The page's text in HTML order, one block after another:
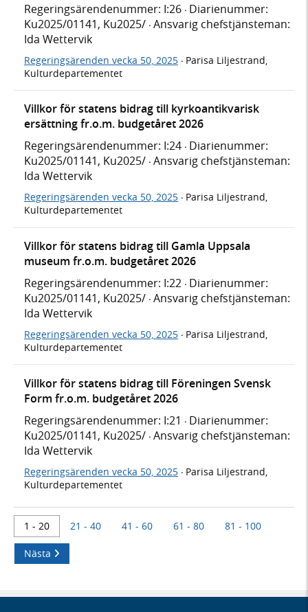
Regeringsärendenummer: I:26 · Diarienummer:
Ku2025/01141, Ku2025/ · Ansvarig chefstjänsteman:
Ida Wettervik
Regeringsärenden vecka 50, 2025 · Parisa Liljestrand,
Kulturdepartementet
Villkor för statens bidrag till kyrkoantikvarisk
ersättning fr.o.m. budgetåret 2026
Regeringsärendenummer: I:24 · Diarienummer:
Ku2025/01141, Ku2025/ · Ansvarig chefstjänsteman:
Ida Wettervik
Regeringsärenden vecka 50, 2025 · Parisa Liljestrand,
Kulturdepartementet
Villkor för statens bidrag till Gamla Uppsala
museum fr.o.m. budgetåret 2026
Regeringsärendenummer: I:22 · Diarienummer:
Ku2025/01141, Ku2025/ · Ansvarig chefstjänsteman:
Ida Wettervik
Regeringsärenden vecka 50, 2025 · Parisa Liljestrand,
Kulturdepartementet
Villkor för statens bidrag till Föreningen Svensk
Form fr.o.m. budgetåret 2026
Regeringsärendenummer: I:21 · Diarienummer:
Ku2025/01141, Ku2025/ · Ansvarig chefstjänsteman:
Ida Wettervik
Regeringsärenden vecka 50, 2025 · Parisa Liljestrand,
Kulturdepartementet
1 - 20 21 - 40 41 - 60 61 - 80 81 - 100
Nästa